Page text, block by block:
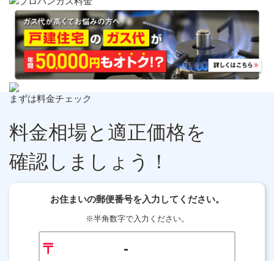
まずは料金チェック
料金相場と 適正価格を
確認しましょう！
お住まいの郵便番号を入力してください。
※半角数字で入力ください。
〒 -